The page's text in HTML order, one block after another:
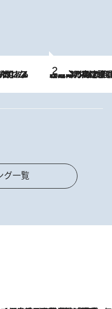
2026.8.7
「湘南乃風に憧れて」観客大盛上がりの“タオル回し”に、ラッパー顔負けの高速歌唱まで…さだまさし（74）のアグレッシブすぎる現在地
グ一覧